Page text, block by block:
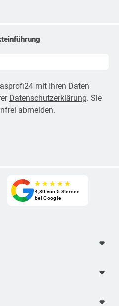
mit Ihren Daten
Datenschutzerklärung. Sie
abmelden.
star_rate star_rate star_rate star_rate star_rate
4,80 von 5 Sternen
bei Google